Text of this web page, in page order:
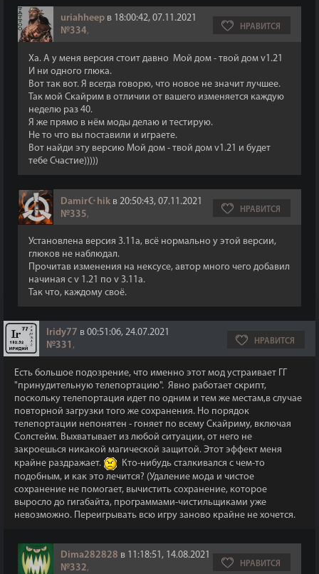
uriahheep в 18:00:42, 07.11.2021
№334, НРАВИТСЯ
Ха. А у меня версия стоит давно Мой дом - твой дом v1.21
И ни одного глюка.
Вот так вот. Я всегда говорю, что новое не значит лучшее.
Так мой Скайрим в отличии от вашего изменяется каждую
неделю раз 40.
Я же прямо в нём моды делаю и тестирую.
Не то что вы поставили и играете.
Вот найди эту версию Мой дом - твой дом v1.21 и будет
тебе Счастие)))))
Damir☪hik в 20:50:43, 07.11.2021
№335, НРАВИТСЯ
Установлена версия 3.11а, всё нормально у этой версии,
глюков не наблюдал.
Прочитав изменения на нексусе, автор много чего добавил
начиная с v 1.21 по v 3.11a.
Так что, каждому своё.
Iridy77 в 00:51:06, 24.07.2021
№331 , НРАВИТСЯ
Есть большое подозрение, что именно этот мод устраивает ГГ
"принудительную телепортацию". Явно работает скрипт,
поскольку телепортация идет по одним и тем же местам,в случае
повторной загрузки того же сохранения. Но порядок
телепортации непонятен - гоняет по всему Скайриму, включая
Солстейм. Выхватывает из любой ситуации, от него не
закроешься никакой магической защитой. Этот эффект меня
крайне раздражает.
Кто-нибудь сталкивался с чем-то
подобным, и как это лечится? (Удаление мода и чистое
сохранение не помогает, вычистить сохранение, которое
выросло до гигабайта, программами-чистильщиками уже
невозможно. Переигрывать всю игру заново крайне не хочется.
Dima282828 в 11:18:51, 14.08.2021
№332, НРАВИТСЯ